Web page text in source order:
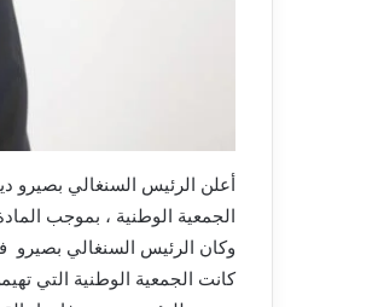
الجمعية الوطنية ، بموجب المادة 87 من الدستور. ودعوة السنغاليين لانتخاب برلمان جديد يوم الأحد 17 نوفمبر
وكان الرئيس السنغالي بصيرو
كانت الجمعية الوطنية التي